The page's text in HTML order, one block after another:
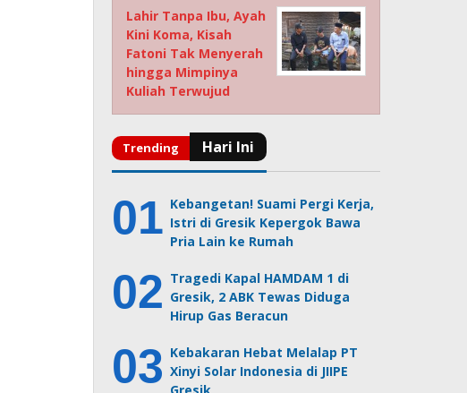
Lahir Tanpa Ibu, Ayah
Kini Koma, Kisah
Fatoni Tak Menyerah
hingga Mimpinya
Kuliah Terwujud
Kebangetan! Suami Pergi Kerja,
Istri di Gresik Kepergok Bawa
Pria Lain ke Rumah
Tragedi Kapal HAMDAM 1 di
Gresik, 2 ABK Tewas Diduga
Hirup Gas Beracun
Kebakaran Hebat Melalap PT
Xinyi Solar Indonesia di JIIPE